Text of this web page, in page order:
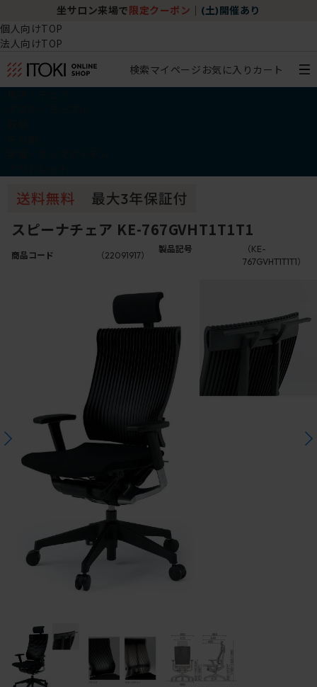
坐サロン来場で 限定クーポン (土)開催あり
個人向けTOP
法人向けTOP
検索マイページ お気に入り カート
スピーナチェア KE-767GVHT1T1T1
商品コード （22091917）
製品記号
（KE-
767GVHT1T1T1）